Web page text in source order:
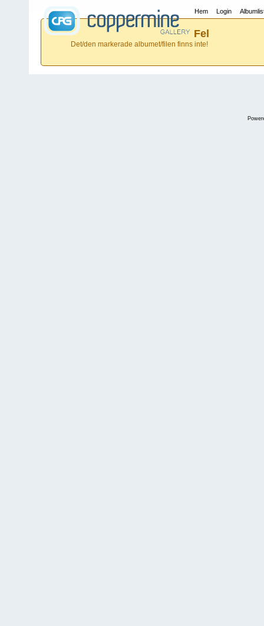
Hem Login
Fel
Det/den markerade albumet/filen finns inte!